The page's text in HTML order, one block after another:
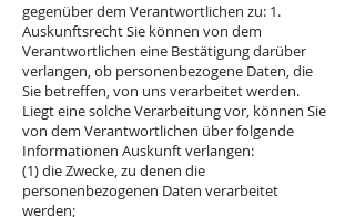
gegenüber dem Verantwortlichen zu: 1.
Auskunftsrecht Sie können von dem
Verantwortlichen eine Bestätigung darüber
verlangen, ob personenbezogene Daten, die
Sie betreffen, von uns verarbeitet werden.
Liegt eine solche Verarbeitung vor, können Sie
von dem Verantwortlichen über folgende
Informationen Auskunft verlangen:
(1) die Zwecke, zu denen die
personenbezogenen Daten verarbeitet
werden;